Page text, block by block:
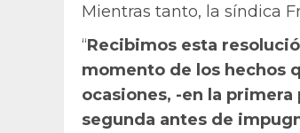
Mientras tanto, la síndica
“Recibimos esta
momento de los hechos
ocasiones, -en la
segunda antes de